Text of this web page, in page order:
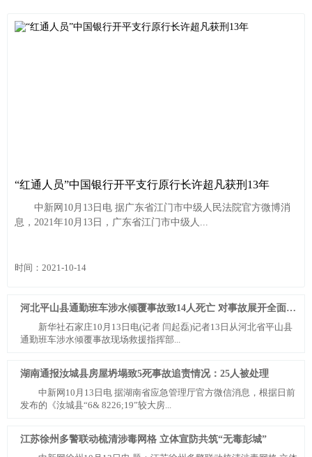
“红通人员”中国银行开平支行原行长许超凡获刑13年
中新网10月13日电 据广东省江门市中级人民法院官方微博消
息，2021年10月13日，广东省江门市中级人...
时间：2021-10-14
河北平山县通勤班车涉水倾覆事故致14人死亡 对事故展开全面调查
新华社石家庄10月13日电(记者 闫起磊)记者13日从河北省平山县
通勤班车涉水倾覆事故现场救援指挥部...
湖南通报汝城县房屋坍塌致5死事故追责情况：25人被处理
中新网10月13日电 据湖南省应急管理厅官方微信消息，根据日前
发布的《汝城县“6& 8226;19”较大房...
江苏徐州多警联动梳清涉毒网格 立体宣防共筑“无毒彭城”